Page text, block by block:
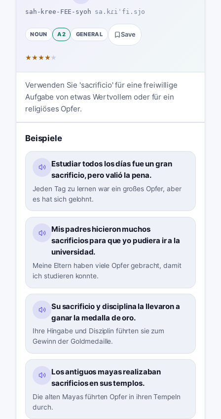
sah-kree-FEE-syoh sa.kɾiˈfi.sjo
NOUN A2 GENERAL Save
★★★★★
Verwenden Sie 'sacrificio' für eine freiwillige
Aufgabe von etwas Wertvollem oder für ein
religiöses Opfer.
Beispiele
Estudiar todos los días fue un gran
sacrificio, pero valió la pena.
Jeden Tag zu lernen war ein großes Opfer, aber
es hat sich gelohnt.
Mis padres hicieron muchos
sacrificios para que yo pudiera ir a la
universidad.
Meine Eltern haben viele Opfer gebracht, damit
ich studieren konnte.
Su sacrificio y disciplina la llevaron a
ganar la medalla de oro.
Ihre Hingabe und Disziplin führten sie zum
Gewinn der Goldmedaille.
Los antiguos mayas realizaban
sacrificios en sus templos.
Die alten Mayas führten Opfer in ihren Tempeln
durch.